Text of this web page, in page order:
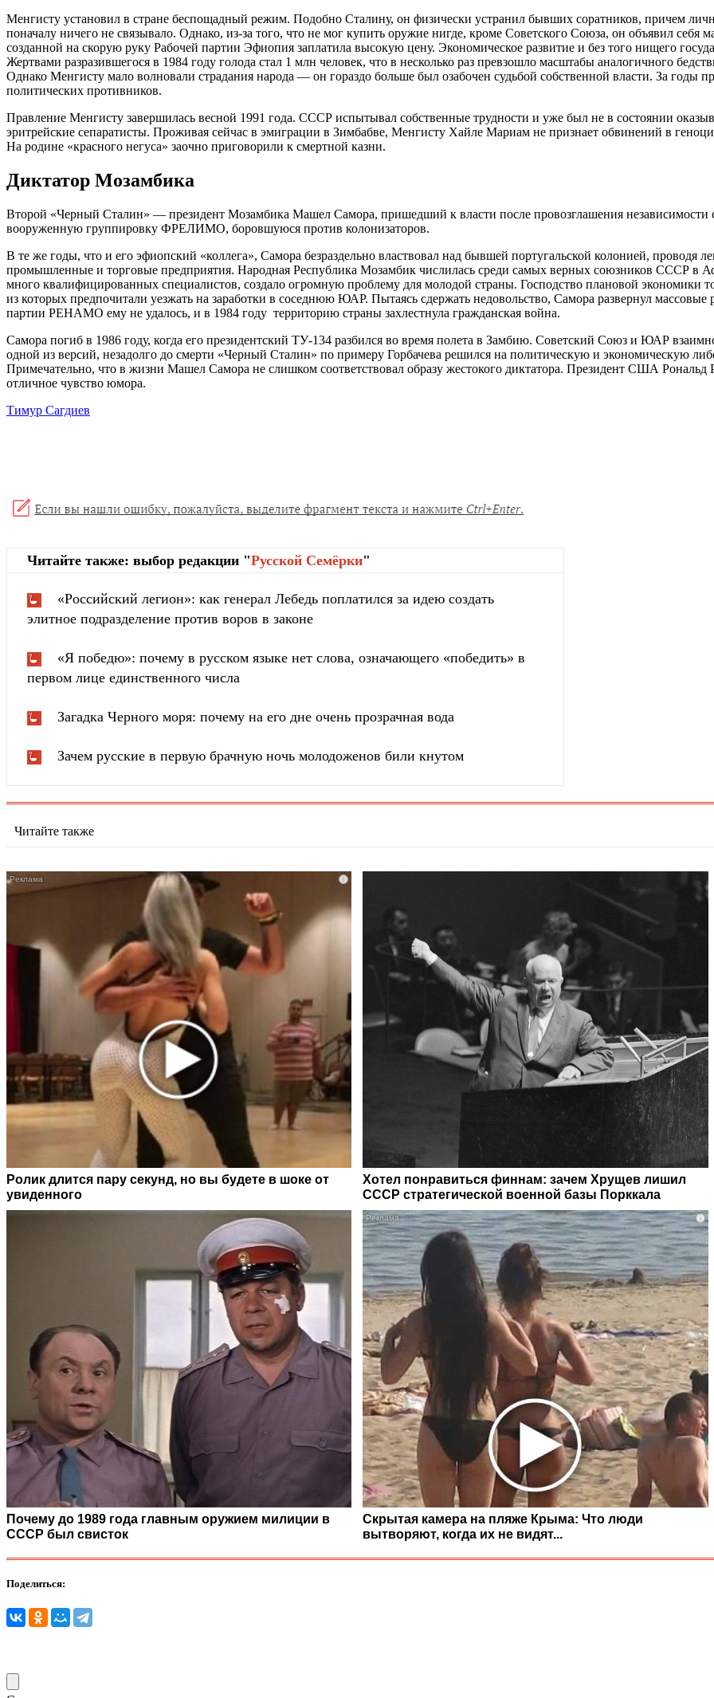
Менгисту установил в стране беспощадный режим. Подобно Сталину, он физически устранил бывших соратников, причем
поначалу ничего не связывало. Однако, из-за того, что не мог купить оружие нигде, кроме Советского Союза, он объявил себя
созданной на скорую руку Рабочей партии Эфиопия заплатила высокую цену. Экономическое развитие и без того нищего
Жертвами разразившегося в 1984 году голода стал 1 млн человек, что в несколько раз превзошло масштабы аналогичного
Однако Менгисту мало волновали страдания народа — он гораздо больше был озабочен судьбой собственной власти. За годы
политических противников.
Правление Менгисту завершилась весной 1991 года. СССР испытывал собственные трудности и уже был не в состоянии
эритрейские сепаратисты. Проживая сейчас в эмиграции в Зимбабве, Менгисту Хайле Мариам не признает обвинений в
На родине «красного негуса» заочно приговорили к смертной казни.
Диктатор Мозамбика
Второй «Черный Сталин» — президент Мозамбика Машел Самора, пришедший к власти после провозглашения независимости
вооруженную группировку ФРЕЛИМО, боровшуюся против колонизаторов.
В те же годы, что и его эфиопский «коллега», Самора безраздельно властвовал над бывшей португальской колонией, проводя
промышленные и торговые предприятия. Народная Республика Мозамбик числилась среди самых верных союзников СССР в
много квалифицированных специалистов, создало огромную проблему для молодой страны. Господство плановой экономики
из которых предпочитали уезжать на заработки в соседнюю ЮАР. Пытаясь сдержать недовольство, Самора развернул
партии РЕНАМО ему не удалось, и в 1984 году территорию страны захлестнула гражданская война.
Самора погиб в 1986 году, когда его президентский ТУ-134 разбился во время полета в Замбию. Советский Союз и ЮАР
одной из версий, незадолго до смерти «Черный Сталин» по примеру Горбачева решился на политическую и экономическую
Примечательно, что в жизни Машел Самора не слишком соответствовал образу жестокого диктатора. Президент США Рональд
отличное чувство юмора.
Тимур Сагдиев
Читайте также: выбор редакции "Русской Cемёрки"
«Российский легион»: как генерал Лебедь поплатился за идею создать
элитное подразделение против воров в законе
«Я победю»: почему в русском языке нет слова, означающего «победить» в
первом лице единственного числа
Загадка Черного моря: почему на его дне очень прозрачная вода
Зачем русские в первую брачную ночь молодоженов били кнутом
Читайте также
i
Ролик длится пару секунд, но вы будете в шоке от
увиденного
Хотел понравиться финнам: зачем Хрущев лишил
СССР стратегической военной базы Порккала
Почему до 1989 года главным оружием милиции в
СССР был свисток
i
Скрытая камера на пляже Крыма: Что люди
вытворяют, когда их не видят...
Поделиться: